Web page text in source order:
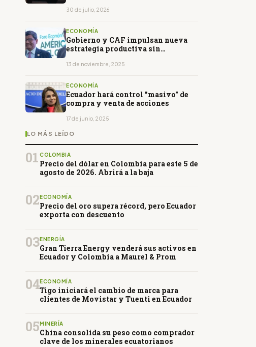
30 de julio, 2026
ECONOMÍA
Gobierno y CAF impulsan nueva
estrategia productiva sin
13 de noviembre, 2025
ECONOMÍA
Ecuador hará control "masivo" de
compra y venta de acciones
17 de junio, 2025
LO MÁS LEÍDO
01 COLOMBIA
Precio del dólar en Colombia para este 5 de
agosto de 2026. Abrirá a la baja
02 ECONOMÍA
Precio del oro supera récord, pero Ecuador
exporta con descuento
03ENERGÍA
Gran Tierra Energy venderá sus activos en
Ecuador y Colombia a Maurel & Prom
04ECONOMÍA
Tigo iniciará el cambio de marca para
clientes de Movistar y Tuenti en Ecuador
05 MINERÍA
China consolida su peso como comprador
clave de los minerales ecuatorianos